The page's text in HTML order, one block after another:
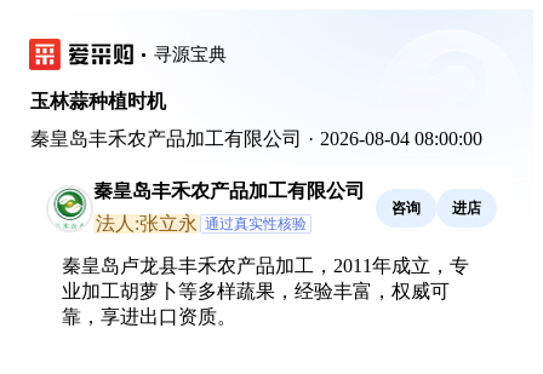
寻源宝典
玉林蒜种植时机
秦皇岛丰禾农产品加工有限公司 · 2026-08-04 08:00:00
秦皇岛丰禾农产品加工有限公司
法人:张立永 通过真实性核验
咨询 进店
秦皇岛卢龙县丰禾农产品加工，2011年成立，专
业加工胡萝卜等多样蔬果，经验丰富，权威可
靠，享进出口资质。